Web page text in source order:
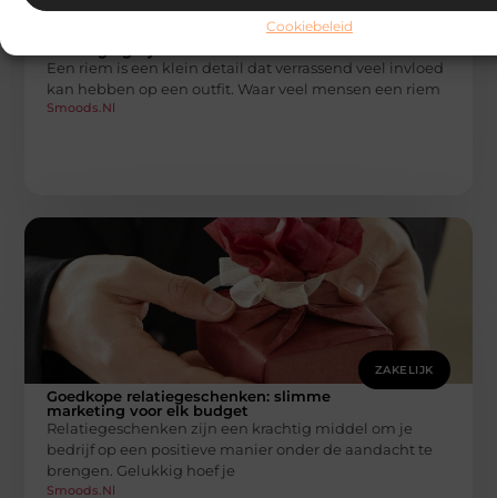
Cookiebeleid
ZAKELIJK
Waarom leren dames riemen een stijlvolle
Een riem is een klein detail dat verrassend veel invloed
kan hebben op een outfit. Waar veel mensen een riem
Smoods.nl
ZAKELIJK
Goedkope relatiegeschenken: slimme
marketing voor elk budget
Relatiegeschenken zijn een krachtig middel om je
bedrijf op een positieve manier onder de aandacht te
brengen. Gelukkig hoef je
Smoods.nl